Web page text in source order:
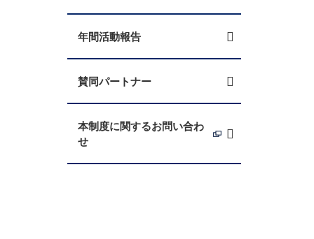
年間活動報告
賛同パートナー
本制度に関するお問い合わ
せ